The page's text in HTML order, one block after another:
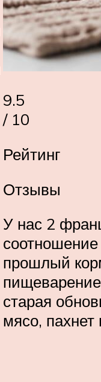
9.5
/ 10
Рейтинг
Отзывы
У нас 2
прошлый
старая
мясо, пахнет